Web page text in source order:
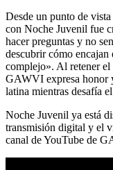
Desde un punto de
con Noche Juvenil fue
hacer preguntas y no
descubrir cómo
complejo». Al retener el
GAWVI expresa honor
latina mientras desafía
Noche Juvenil ya está
transmisión digital y el
canal de YouTube de